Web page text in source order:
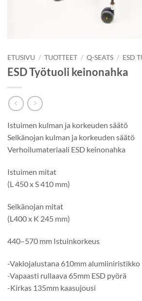
ETUSIVU / TUOTTEET / Q-SEATS / ESD
ESD Työtuoli keinonahka
Istuimen kulman ja korkeuden säätö
Selkänojan kulman ja korkeuden säätö
Verhoilumateriaali ESD keinonahka
Istuimen mitat
(L 450 x S 410 mm)
Selkänojan mitat
(L400 x K 245 mm)
440–570 mm Istuinkorkeus
-Vakiojalustana 610mm alumiiniristikko
-Vapaasti rullaava 65mm ESD pyörä
-Kirkas 135mm kaasujousi